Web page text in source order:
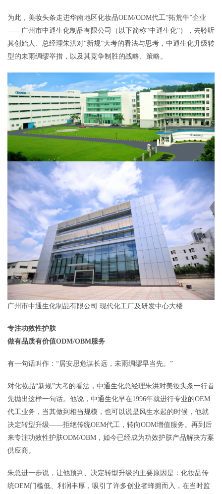
为此，美妆头条走进华南地区化妆品OEM/ODM代工“拓荒牛”企业
——广州市中通生化制品有限公司（以下简称“中通生化”），去聆听
其创始人、总经理朱洪对“新规”大考的看法与思考，中通生化升级转
型的未雨绸缪举措，以及其竞争制胜的战略、策略。
广州市中通生化制品有限公司 现代化工厂及研发中心大楼
专注功效性护肤
做有品质有价值ODM/OBM服务
有一句话叫作：“居安思危谋长远，未雨绸缪早当先。”
对化妆品“新规”大考的看法，中通生化总经理朱洪对美妆头条一行首
先抛出这样一句话。他说，中通生化早在1996年就进行专业的OEM
代工业务，当其做到相当规模，也可以说是风生水起的时候，他就
决定转型升级——拒绝传统OEM代工，转向ODM增值服务。再到后
来专注功效性护肤ODM/OBM，如今已经成为功效护肤产品解决方案
供应商。
朱总进一步说，让他预判、决定转型升级的主要原因是：化妆品传
统OEM门槛低、利润丰厚，吸引了许多创业者蜂拥而入，在当时监